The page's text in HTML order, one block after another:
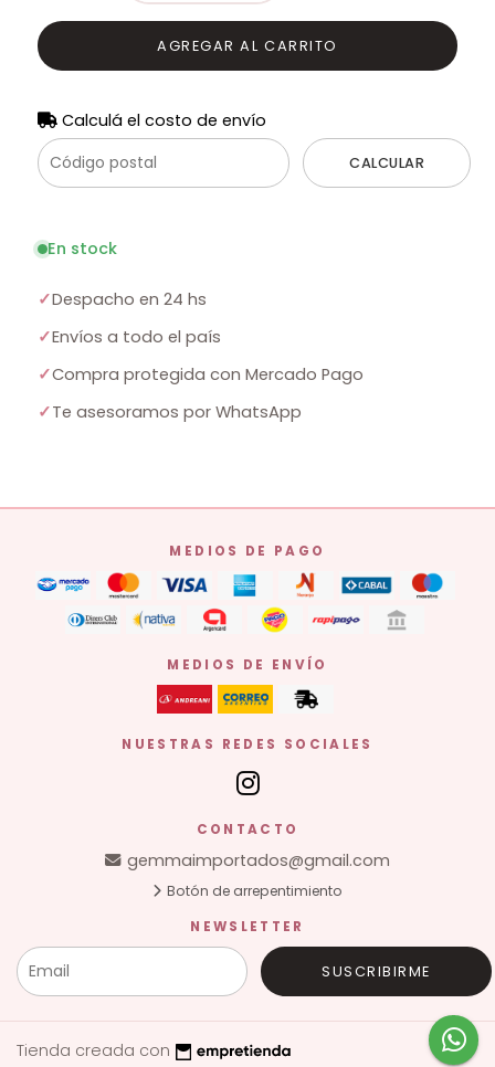
AGREGAR AL CARRITO
Calculá el costo de envío
CALCULAR
En stock
✓Despacho en 24 hs
✓Envíos a todo el país
✓Compra protegida con Mercado Pago
✓Te asesoramos por WhatsApp
MEDIOS DE PAGO
MEDIOS DE ENVÍO
NUESTRAS REDES SOCIALES
CONTACTO
gemmaimportados@gmail.com
Botón de arrepentimiento
NEWSLETTER
SUSCRIBIRME
Tienda creada con